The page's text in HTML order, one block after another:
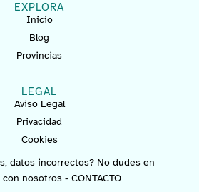
EXPLORA
Inicio
Blog
Provincias
LEGAL
Aviso Legal
Privacidad
Cookies
datos incorrectos? No dudes en
con nosotros - CONTACTO